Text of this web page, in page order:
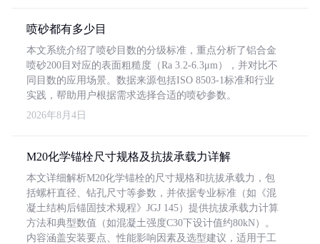
喷砂都有多少目
本文系统介绍了喷砂目数的分级标准，重点分析了铝合金
喷砂200目对应的表面粗糙度（Ra 3.2-6.3μm），并对比不
同目数的应用场景。数据来源包括ISO 8503-1标准和行业
实践，帮助用户根据需求选择合适的喷砂参数。
2026年8月4日
M20化学锚栓尺寸规格及抗拔承载力详解
本文详细解析M20化学锚栓的尺寸规格和抗拔承载力，包
括螺杆直径、钻孔尺寸等参数，并依据专业标准（如《混
凝土结构后锚固技术规程》JGJ 145）提供抗拔承载力计算
方法和典型数值（如混凝土强度C30下设计值约80kN）。
内容涵盖安装要点、性能影响因素及选型建议，适用于工